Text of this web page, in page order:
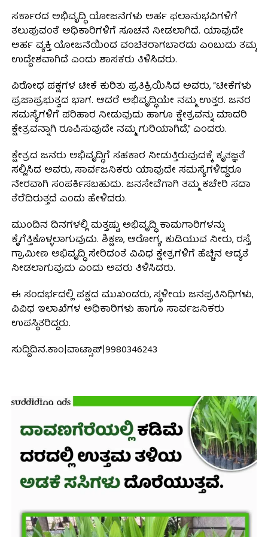
ಸರ್ಕಾರದ ಅಭಿವೃದ್ಧಿ ಯೋಜನೆಗಳು ಅರ್ಹ ಫಲಾನುಭವಿಗಳಿಗೆ
ತಲುಪುವಂತೆ ಅಧಿಕಾರಿಗಳಿಗೆ ಸೂಚನೆ ನೀಡಲಾಗಿದೆ. ಯಾವುದೇ
ಅರ್ಹ ವ್ಯಕ್ತಿ ಯೋಜನೆಯಿಂದ ವಂಚಿತರಾಗಬಾರದು ಎಂಬುದು ತಮ್ಮ
ಉದ್ದೇಶವಾಗಿದೆ ಎಂದು ಶಾಸಕರು ತಿಳಿಸಿದರು.
ವಿರೋಧ ಪಕ್ಷಗಳ ಟೀಕೆ ಕುರಿತು ಪ್ರತಿಕ್ರಿಯಿಸಿದ ಅವರು, “ಟೀಕೆಗಳು
ಪ್ರಜಾಪ್ರಭುತ್ವದ ಭಾಗ. ಆದರೆ ಅಭಿವೃದ್ಧಿಯೇ ನಮ್ಮ ಉತ್ತರ. ಜನರ
ಸಮಸ್ಯೆಗಳಿಗೆ ಪರಿಹಾರ ನೀಡುವುದು ಹಾಗೂ ಕ್ಷೇತ್ರವನ್ನು ಮಾದರಿ
ಕ್ಷೇತ್ರವನ್ನಾಗಿ ರೂಪಿಸುವುದೇ ನಮ್ಮ ಗುರಿಯಾಗಿದೆ,” ಎಂದರು.
ಕ್ಷೇತ್ರದ ಜನರು ಅಭಿವೃದ್ಧಿಗೆ ಸಹಕಾರ ನೀಡುತ್ತಿರುವುದಕ್ಕೆ ಕೃತಜ್ಞತೆ
ಸಲ್ಲಿಸಿದ ಅವರು, ಸಾರ್ವಜನಿಕರು ಯಾವುದೇ ಸಮಸ್ಯೆಗಳಿದ್ದರೂ
ನೇರವಾಗಿ ಸಂಪರ್ಕಿಸಬಹುದು. ಜನಸೇವೆಗಾಗಿ ತಮ್ಮ ಕಚೇರಿ ಸದಾ
ತೆರೆದಿರುತ್ತದೆ ಎಂದು ಹೇಳಿದರು.
ಮುಂದಿನ ದಿನಗಳಲ್ಲಿ ಮತ್ತಷ್ಟು ಅಭಿವೃದ್ಧಿ ಕಾಮಗಾರಿಗಳನ್ನು
ಕೈಗೆತ್ತಿಕೊಳ್ಳಲಾಗುವುದು. ಶಿಕ್ಷಣ, ಆರೋಗ್ಯ, ಕುಡಿಯುವ ನೀರು, ರಸ್ತೆ,
ಗ್ರಾಮೀಣ ಅಭಿವೃದ್ಧಿ ಸೇರಿದಂತೆ ವಿವಿಧ ಕ್ಷೇತ್ರಗಳಿಗೆ ಹೆಚ್ಚಿನ ಆದ್ಯತೆ
ನೀಡಲಾಗುವುದು ಎಂದು ಅವರು ತಿಳಿಸಿದರು.
ಈ ಸಂದರ್ಭದಲ್ಲಿ ಪಕ್ಷದ ಮುಖಂಡರು, ಸ್ಥಳೀಯ ಜನಪ್ರತಿನಿಧಿಗಳು,
ವಿವಿಧ ಇಲಾಖೆಗಳ ಅಧಿಕಾರಿಗಳು ಹಾಗೂ ಸಾರ್ವಜನಿಕರು
ಉಪಸ್ಥಿತರಿದ್ದರು.
ಸುದ್ದಿದಿನ.ಕಾಂ|ವಾಟ್ಸಾಪ್|9980346243